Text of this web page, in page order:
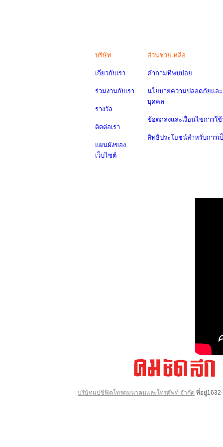
บริษัท
เกี่ยวกับเรา
ร่วมงานกับเรา
รางวัล
ติดต่อเรา
แผนผังของ
เว็บไซต์
ส่วนช่วยเหลือ
คำถามที่พบบ่อย
นโยบายความปลอดภัยแล
บุคคล
ข้อตกลงและเงื่อนไขการใ
สิทธิประโยชน์สำหรับการเ
บริษัทแปซิฟิคโทรคมนาคมและโทรศัพท์ จำกัด ที่อยู่